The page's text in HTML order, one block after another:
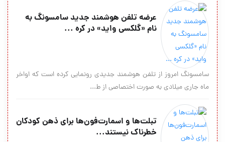
عرضه تلفن هوشمند جدید سامسونگ به
نام «گلکسی واید» در کره ...
سامسونگ امروز از تلفن هوشمند جدیدی رونمایی کرده است که اواخر
ماه جاری میلادی به صورت اختصاصی از ط...
تبلت‌ها و اسمارت‌فون‌ها برای ذهن کودکان
خطرناک نیستند...